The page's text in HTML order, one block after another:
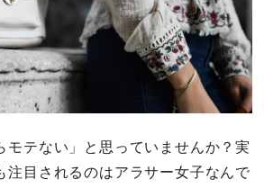
モテない」と思っていませんか？実
注目されるのはアラサー女子なんで